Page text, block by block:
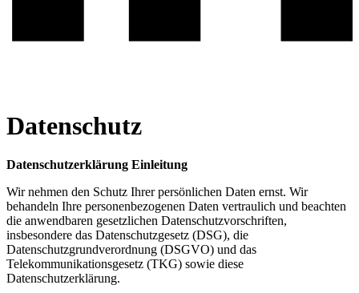
Datenschutz
Datenschutzerklärung Einleitung
Wir nehmen den Schutz Ihrer persönlichen Daten ernst. Wir
behandeln Ihre personenbezogenen Daten vertraulich und beachten
die anwendbaren gesetzlichen Datenschutzvorschriften,
insbesondere das Datenschutzgesetz (DSG), die
Datenschutzgrundverordnung (DSGVO) und das
Telekommunikationsgesetz (TKG) sowie diese
Datenschutzerklärung.